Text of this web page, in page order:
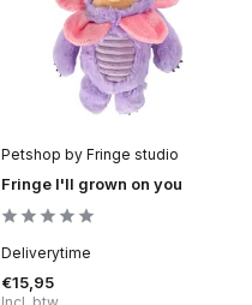
Petshop by Fringe studio
Fringe I'll grown on you
Deliverytime
€15,95